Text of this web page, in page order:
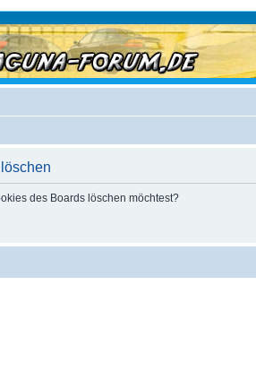
des Boards löschen möchtest?